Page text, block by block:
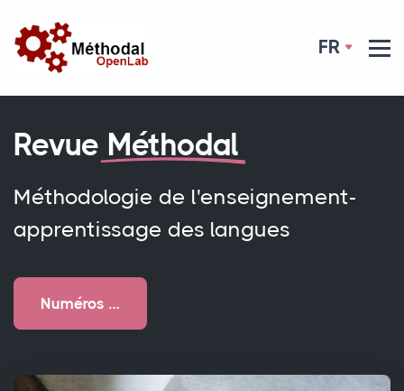
FR
Revue Méthodal
Méthodologie de l'enseignement-
apprentissage des langues
Numéros …